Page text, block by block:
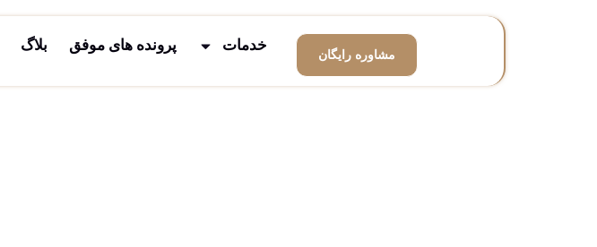
خدمات پرونده های موفق بلاگ
مشاوره رایگان